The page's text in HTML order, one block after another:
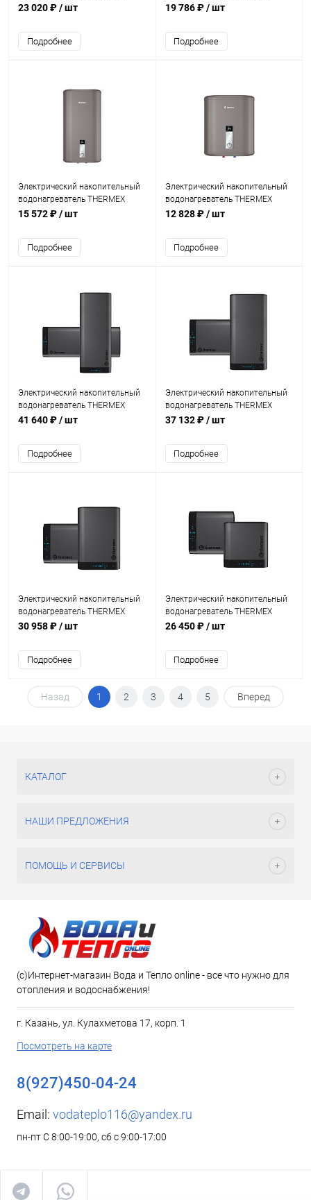
Dogma 100 V
23 020 ₽/ шт
Подробнее
Dogma 80 V
19 786 ₽/ шт
Подробнее
Электрический накопительный
водонагреватель THERMEX
Dogma 50 V
15 572 ₽/ шт
Подробнее
Электрический накопительный
водонагреватель THERMEX
Dogma 30 V
12 828 ₽/ шт
Подробнее
Электрический накопительный
водонагреватель THERMEX
Bono 100 Wi-Fi
41 640 ₽/ шт
Подробнее
Электрический накопительный
водонагреватель THERMEX
Bono 80 Wi-Fi
37 132 ₽/ шт
Подробнее
Электрический накопительный
водонагреватель THERMEX
Bono 50 Wi-Fi
30 958 ₽/ шт
Подробнее
Электрический накопительный
водонагреватель THERMEX
Bono 30 Wi-Fi
26 450 ₽/ шт
Подробнее
Назад 1 2 3 4 5 Вперед
КАТАЛОГ
НАШИ ПРЕДЛОЖЕНИЯ
ПОМОЩЬ И СЕРВИСЫ
(c)Интернет-магазин Вода и Тепло online - все что нужно для
отопления и водоснабжения!
г. Казань, ул. Кулахметова 17, корп. 1
Посмотреть на карте
8(927)450-04-24
Email: vodateplo116@yandex.ru
пн-пт С 8:00-19:00, сб с 9:00-17:00